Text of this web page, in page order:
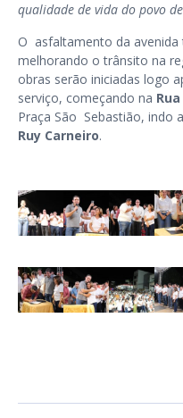
qualidade de vida do povo
O asfaltamento da avenida
melhorando o trânsito na
obras serão iniciadas logo
serviço, começando na
Praça São Sebastião, indo
Ruy Carneiro.